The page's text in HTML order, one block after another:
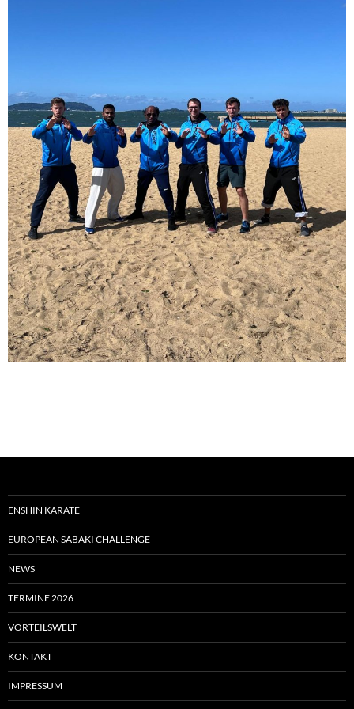
ENSHIN KARATE
EUROPEAN SABAKI CHALLENGE
NEWS
TERMINE 2026
VORTEILSWELT
KONTAKT
IMPRESSUM